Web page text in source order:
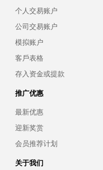
个人交易账户
公司交易账户
模拟账户
客戶表格
存入资金或提款
推广优惠
最新优惠
迎新奖赏
会员推荐计划
关于我们